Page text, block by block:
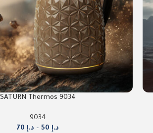
9034 SATURN Thermos
9034
د.إ
– د.إ